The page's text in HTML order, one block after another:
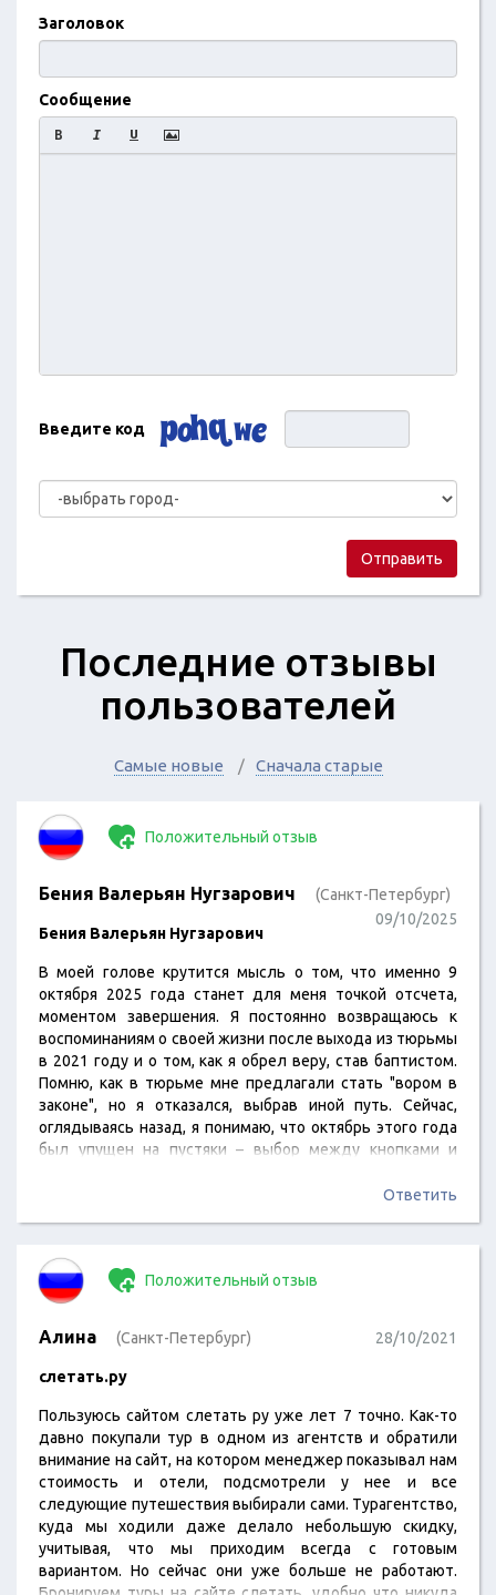
Заголовок
Сообщение
Введите код
Отправить
Последние отзывы
пользователей
Самые новые Сначала старые
Положительный отзыв
Бения Валерьян Нугзарович
(Санкт-Петербург)
09/10/2025
Бения Валерьян Нугзарович
В моей голове крутится мысль о том, что именно 9
октября 2025 года станет для меня точкой отсчета,
моментом завершения. Я постоянно возвращаюсь к
воспоминаниям о своей жизни после выхода из тюрьмы
в 2021 году и о том, как я обрел веру, став баптистом.
Помню, как в тюрьме мне предлагали стать "вором в
законе", но я отказался, выбрав иной путь. Сейчас,
оглядываясь назад, я понимаю, что октябрь этого года
был упущен на пустяки – выбор между кнопками и
окончательного преображения, чтобы все это исчезло
Ответить
Положительный отзыв
Алина (Санкт-Петербург) 28/10/2021
слетать.ру
Пользуюсь сайтом слетать ру уже лет 7 точно. Как-то
давно покупали тур в одном из агентств и обратили
внимание на сайт, на котором менеджер показывал нам
стоимость и отели, подсмотрели у нее и все
следующие путешествия выбирали сами. Турагентство,
куда мы ходили даже делало небольшую скидку,
учитывая, что мы приходим всегда с готовым
вариантом. Но сейчас они уже больше не работают.